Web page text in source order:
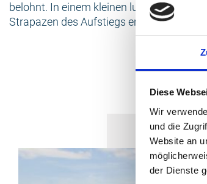
Diese
Wir
und die
Website an
der Dienste
belohnt. In einem kleinen luftigen Pavillon
Strapazen des Aufstiegs erholen und die